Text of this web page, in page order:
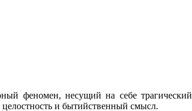
феномен, несущий на себе трагический
и бытийственный смысл.